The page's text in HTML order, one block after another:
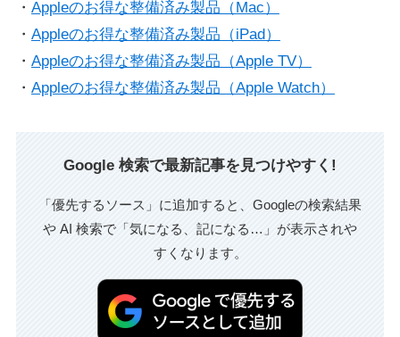
・ Appleのお得な整備済み製品（Mac）
・ Appleのお得な整備済み製品（iPad）
・ Appleのお得な整備済み製品（Apple TV）
・ Appleのお得な整備済み製品（Apple Watch）
Google 検索で最新記事を見つけやすく!
「優先するソース」に追加すると、Googleの検索結果
や AI 検索で「気になる、記になる…」が表示されや
すくなります。